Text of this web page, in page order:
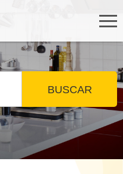
BUSCAR